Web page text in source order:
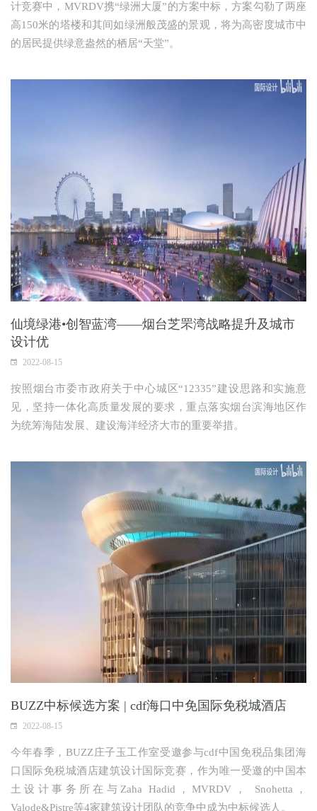
计竞赛中，MVRDV携“绿洲大厦”的方案中标，方案勾勒了两座
高150米的塔楼和其间如绿洲般茂盛的景观，将为高密度城市中
的居民提供绿意盎然的栖居“天堂”。
仙境绿港•创智蓝湾——烟台芝罘湾战略提升及城市
设计优
2022-08-15
按照烟台市委市政府关于中心城区“12335”建设思路和实施意
见，坚持一体化高质量发展的要求，重点落实烟台滨海地区作
为统筹海陆发展、建设海洋经济大市的重要举措。
BUZZ中标候选方案 | cdf海口中免国际免税城酒店
2022-08-15
今年春季，BUZZ庄子玉工作室受邀参与cdf中国免税品集团海
口国际免税城酒店建筑设计国际竞赛，作为唯一受邀的中国本
土设计事务所在与Zaha Hadid，MVRDV， Snohetta，
Valode&Pistre等4家建筑设计团队的竞争中成为中标候选人。